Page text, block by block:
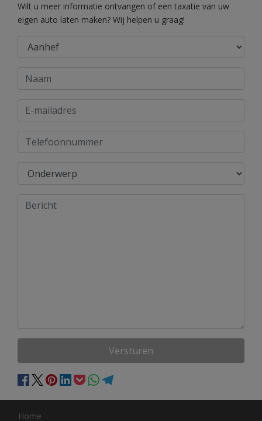
Wilt u meer informatie ontvangen of een taxatie van uw
eigen auto laten maken? Wij helpen u graag!
Versturen
Home